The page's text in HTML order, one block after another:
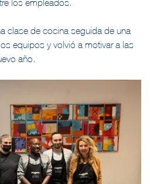
los empleados.
clase de cocina seguida de una
equipos y volvió a motivar a las
año.